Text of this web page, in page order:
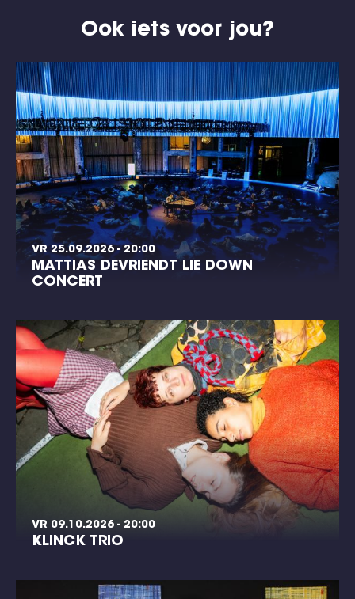
Ook iets voor jou?
VR 25.09.2026 - 20:00
MATTIAS DEVRIENDT LIE DOWN
CONCERT
VR 09.10.2026 - 20:00
KLINCK TRIO